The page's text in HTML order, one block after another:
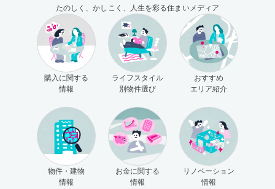
たのしく、かしこく、人生を彩る住まいメディア
購入に関する
情報
ライフスタイル
別物件選び
おすすめ
エリア紹介
物件・建物
情報
お金に関する
情報
リノベーション
情報